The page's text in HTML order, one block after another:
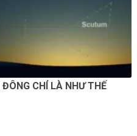
CHÍ LÀ NHƯ THẾ